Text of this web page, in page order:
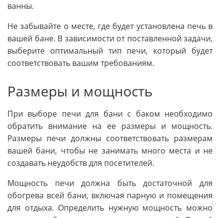
ванны.
Не забывайте о месте, где будет установлена печь в
вашей бане. В зависимости от поставленной задачи,
выберите оптимальный тип печи, который будет
соответствовать вашим требованиям.
Размеры и мощность
При выборе печи для бани с баком необходимо
обратить внимание на ее размеры и мощность.
Размеры печи должны соответствовать размерам
вашей бани, чтобы не занимать много места и не
создавать неудобств для посетителей.
Мощность печи должна быть достаточной для
обогрева всей бани, включая парную и помещения
для отдыха. Определить нужную мощность можно